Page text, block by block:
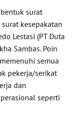
surat
kesepakatan
Lestasi (PT Duta
Sambas. Poin
semua
pekerja/serikat
dan
seperti